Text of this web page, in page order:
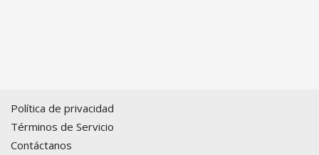
Política de privacidad
Términos de Servicio
Contáctanos